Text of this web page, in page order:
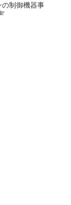
の制御機器事